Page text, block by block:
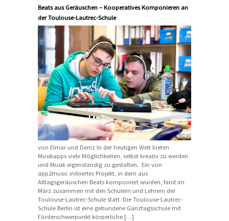
Beats aus Geräuschen – Kooperatives Komponieren an
der Toulouse-Lautrec-Schule
von Elmar und Deniz In der heutigen Welt bieten
Musikapps viele Möglichkeiten, selbst kreativ zu werden
und Musik eigenständig zu gestalten. Ein von
app2music initiiertes Projekt, in dem aus
Alltagsgeräuschen Beats komponiert wurden, fand im
März zusammen mit den Schülern und Lehrern der
Toulouse-Lautrec-Schule statt. Die Toulouse-Lautrec-
Schule Berlin ist eine gebundene Ganztagsschule mit
Förderschwerpunkt körperliche […]